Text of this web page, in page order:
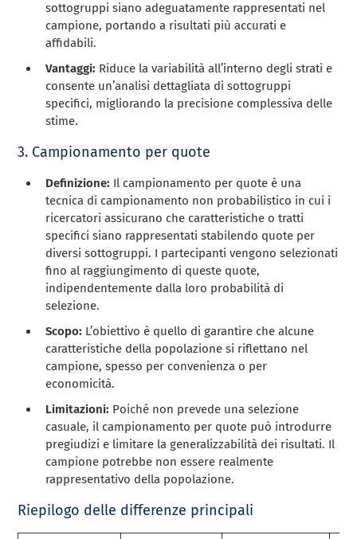
sottogruppi siano adeguatamente rappresentati nel
campione, portando a risultati più accurati e
affidabili.
Vantaggi: Riduce la variabilità all’interno degli strati e
consente un’analisi dettagliata di sottogruppi
specifici, migliorando la precisione complessiva delle
stime.
3. Campionamento per quote
Definizione: Il campionamento per quote è una
tecnica di campionamento non probabilistico in cui i
ricercatori assicurano che caratteristiche o tratti
specifici siano rappresentati stabilendo quote per
diversi sottogruppi. I partecipanti vengono selezionati
fino al raggiungimento di queste quote,
indipendentemente dalla loro probabilità di
selezione.
Scopo: L’obiettivo è quello di garantire che alcune
caratteristiche della popolazione si riflettano nel
campione, spesso per convenienza o per
economicità.
Limitazioni: Poiché non prevede una selezione
casuale, il campionamento per quote può introdurre
pregiudizi e limitare la generalizzabilità dei risultati. Il
campione potrebbe non essere realmente
rappresentativo della popolazione.
Riepilogo delle differenze principali